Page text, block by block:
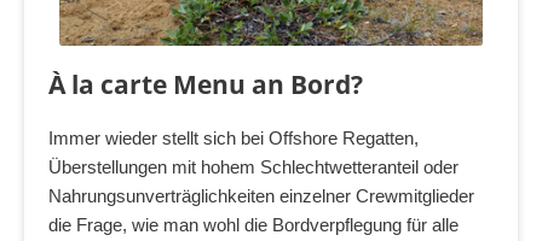
À la carte Menu an Bord?
Immer wieder stellt sich bei Offshore Regatten,
Überstellungen mit hohem Schlechtwetteranteil oder
Nahrungsunverträglichkeiten einzelner Crewmitglieder
die Frage, wie man wohl die Bordverpflegung für alle